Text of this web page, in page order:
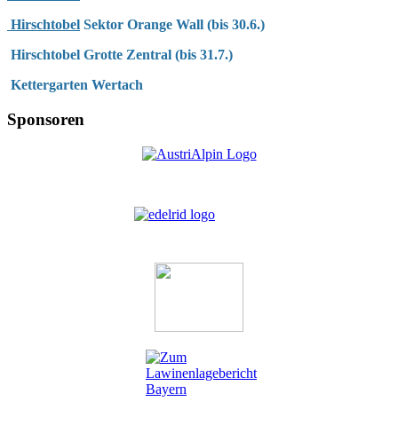
Hirschtobel Sektor Orange Wall (bis 30.6.)
Hirschtobel Grotte Zentral (bis 31.7.)
Kettergarten Wertach
Sponsoren